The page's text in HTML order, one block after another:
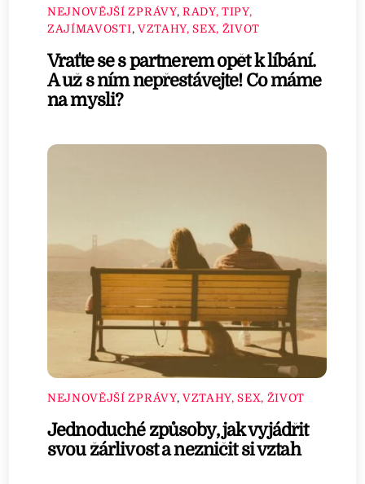
NEJNOVĚJŠÍ ZPRÁVY, RADY, TIPY,
ZAJÍMAVOSTI, VZTAHY, SEX, ŽIVOT
Vraťte se s partnerem opět k líbání.
A už s ním nepřestávejte! Co máme
na mysli?
NEJNOVĚJŠÍ ZPRÁVY, VZTAHY, SEX, ŽIVOT
Jednoduché způsoby, jak vyjádřit
svou žárlivost a nezničit si vztah